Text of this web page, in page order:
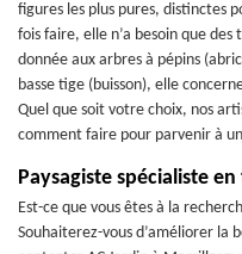
figures les plus pures, distinctes
fois faire, elle n’a besoin que
donnée aux arbres à pépins
basse tige (buisson), elle
Quel que soit votre choix, nos
comment faire pour parvenir à
Paysagiste spécialiste
Est-ce que vous êtes à la
Souhaiterez-vous d’améliorer la